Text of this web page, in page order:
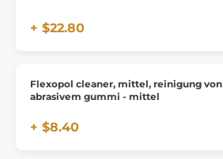
+ $22.80
Flexopol cleaner, mittel, reinigung von
abrasivem gummi - mittel
+ $8.40